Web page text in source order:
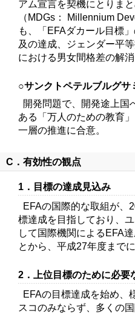
アム宣言を契機にとりま
（MDGs： Millennium
も、「EFAダカール目標
及の達成、ジェンダー平
における男女間格差の解
○サンクトペテルブルグサ
開発問題で、開発途上国
ある「万人のための教育
一層の推進に合意。
C．有効性の観点
1．目標の達成見込み
EFAの国際的な取組が、
標達成を目指しており、
して国際機関によるEFA
とから、平成27年度まで
2．上位目標のために必要
EFAの目標達成を始め、
スコのみならず、多くの